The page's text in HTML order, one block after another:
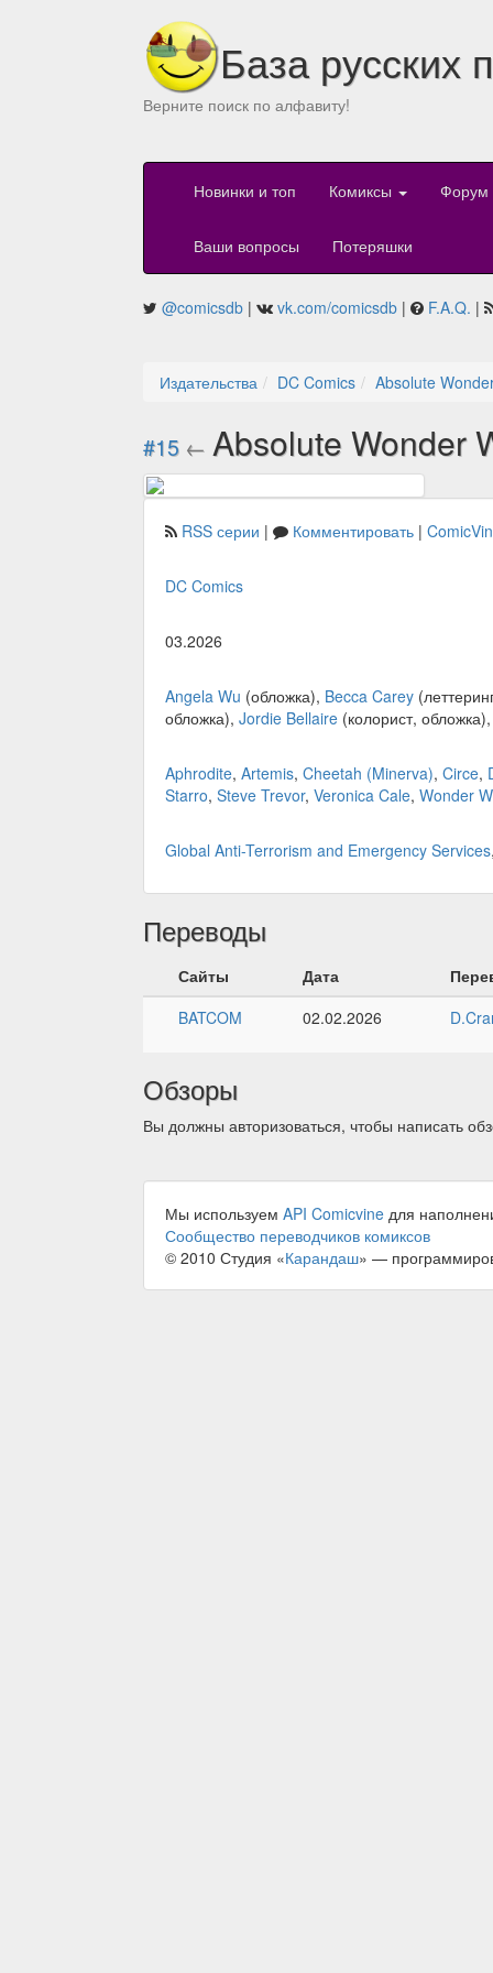
База русских
Верните поиск по алфавиту!
Новинки и топ Комиксы Форум
Ваши вопросы Потеряшки
@comicsdb | vk.com/comicsdb | F.A.Q. |
Издательства DC Comics Absolute
#15 ← Absolute Wonder
RSS серии | Комментировать |
DC Comics
03.2026
Angela Wu (обложка), Becca Carey
обложка), Jordie Bellaire (колорист,
Aphrodite, Artemis, Cheetah (Minerva), Circe,
Starro, Steve Trevor, Veronica Cale, Wonder
Global Anti-Terrorism and Emergency Services
Переводы
Сайты Дата
BATCOM
02.02.2026
Обзоры
Вы должны авторизоваться, чтобы написать
Мы используем API Comicvine для
Сообщество переводчиков комиксов
© 2010 Студия «Карандаш» —